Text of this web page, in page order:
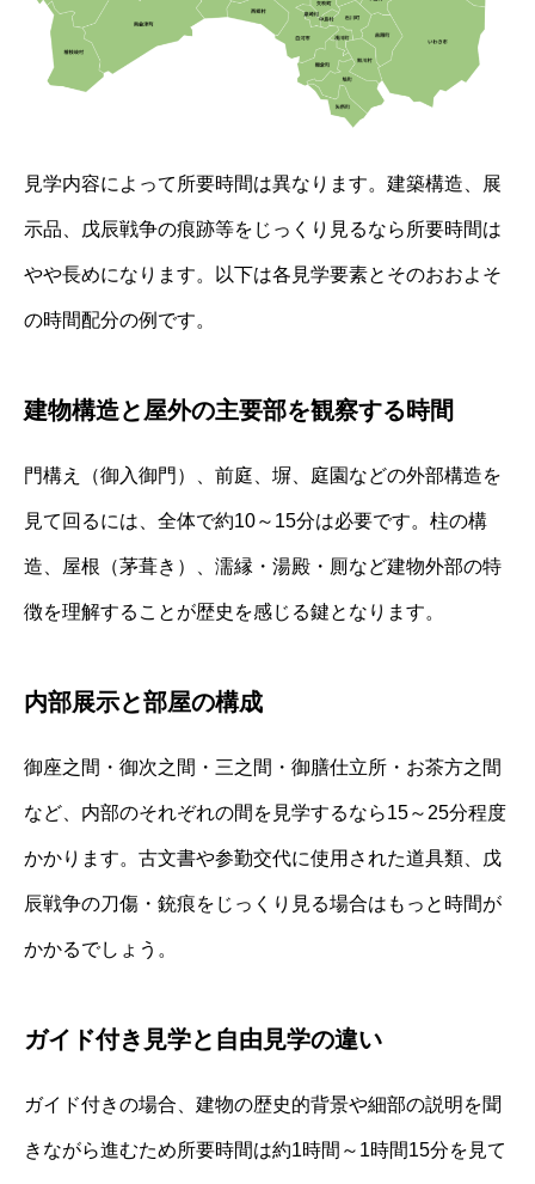
見学内容によって所要時間は異なります。建築構造、展
示品、戊辰戦争の痕跡等をじっくり見るなら所要時間は
やや長めになります。以下は各見学要素とそのおおよそ
の時間配分の例です。
建物構造と屋外の主要部を観察する時間
門構え（御入御門）、前庭、塀、庭園などの外部構造を
見て回るには、全体で約10～15分は必要です。柱の構
造、屋根（茅葺き）、濡縁・湯殿・厠など建物外部の特
徴を理解することが歴史を感じる鍵となります。
内部展示と部屋の構成
御座之間・御次之間・三之間・御膳仕立所・お茶方之間
など、内部のそれぞれの間を見学するなら15～25分程度
かかります。古文書や参勤交代に使用された道具類、戊
辰戦争の刀傷・銃痕をじっくり見る場合はもっと時間が
かかるでしょう。
ガイド付き見学と自由見学の違い
ガイド付きの場合、建物の歴史的背景や細部の説明を聞
きながら進むため所要時間は約1時間～1時間15分を見て